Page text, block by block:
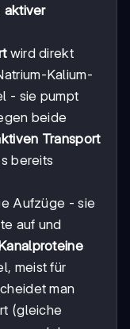
aktiver
wird direkt
Kalium-
- sie pumpt
beide
Transport
bereits
Aufzüge - sie
auf und
meist für
man
(gleiche